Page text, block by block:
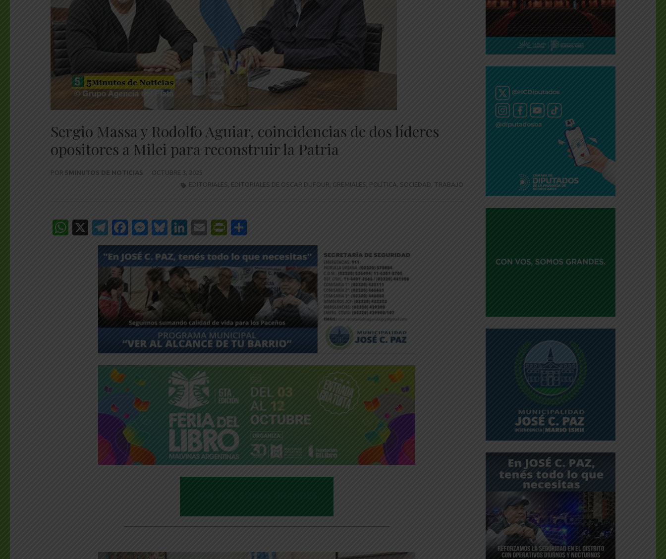
Sergio Massa y Rodolfo Aguiar, coincidencias de dos líderes
opositores a Milei para reconstruir la Patria
POR 5MINUTOS DE NOTICIAS
OCTUBRE 3, 2025
EDITORIALES, EDITORIALES DE OSCAR DUFOUR GREMIALES , POLÍTICA, SOCIEDAD , TRABAJO
WhatsApp
X Telegram
Facebook
Messenger
Bluesky
LinkedIn
EmailPrintFriendly